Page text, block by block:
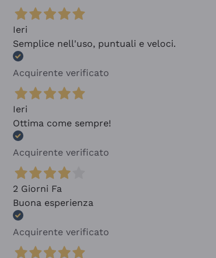
Ieri
Semplice nell'uso, puntuali e veloci.
Acquirente verificato
Ieri
Ottima come sempre!
Acquirente verificato
2 Giorni Fa
Buona esperienza
Acquirente verificato